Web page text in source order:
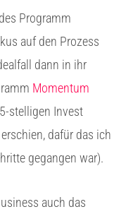
Programm
auf den Prozess
dann in ihr
Momentum
stelligen Invest
dafür das ich
gegangen war).
auch das